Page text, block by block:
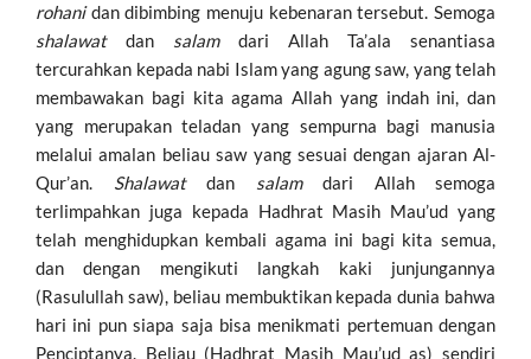
rohanidan dibimbing menuju kebenaran tersebut. Semoga
shalawat dan salam dari Allah Ta’ala senantiasa
tercurahkan kepada nabi Islam yang agung saw, yang telah
membawakan bagi kita agama Allah yang indah ini, dan
yang merupakan teladan yang sempurna bagi manusia
melalui amalan beliau saw yang sesuai dengan ajaran Al-
Qur’an. Shalawatdan salamdari Allah semoga
terlimpahkan juga kepada Hadhrat Masih Mau’ud yang
telah menghidupkan kembali agama ini bagi kita semua,
dan dengan mengikuti langkah kaki junjungannya
(Rasulullah saw), beliau membuktikan kepada dunia bahwa
hari ini pun siapa saja bisa menikmati pertemuan dengan
Penciptanya. Beliau (Hadhrat Masih Mau’ud as) sendiri